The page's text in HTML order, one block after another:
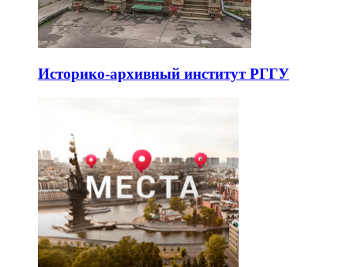
Историко-архивный институт РГГУ